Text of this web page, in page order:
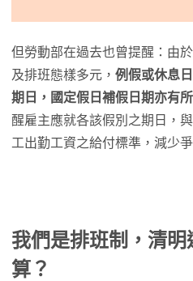
但勞動部在過去也曾提醒：由
及排班態樣多元， 例假或休息
期日，國定假日補假日期亦有
醒雇主應就各該假別之期日，
工出勤工資之給付標準，減少
我們是排班制，清
算？